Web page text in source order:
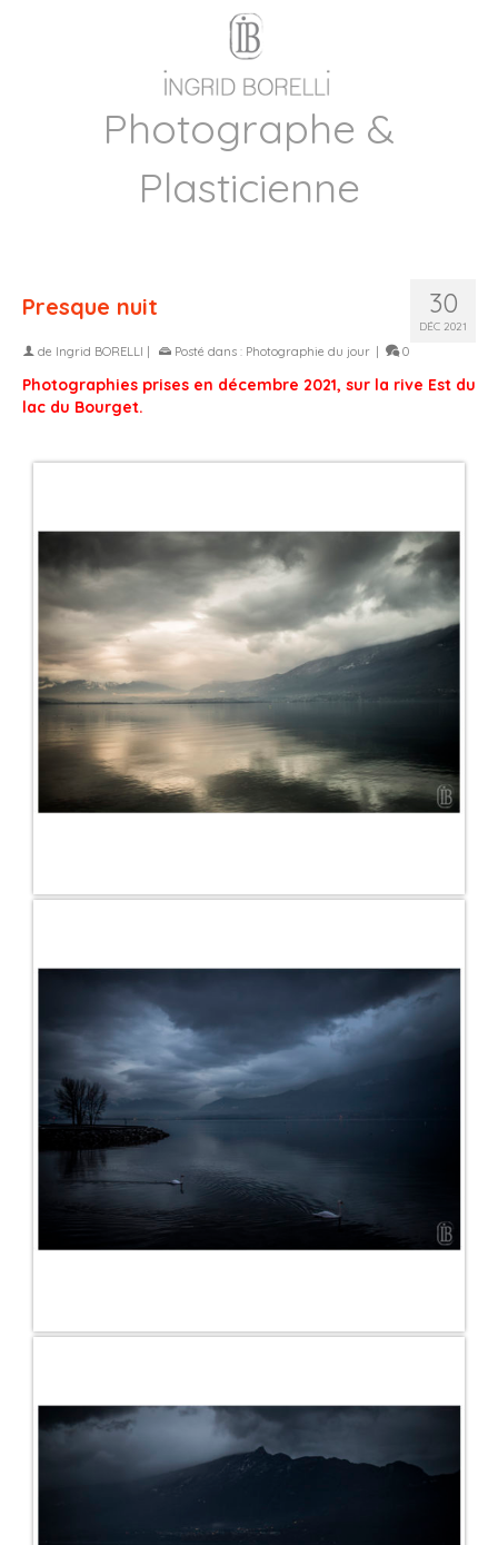
Photographe &
Plasticienne
30
DÉC 2021
Presque nuit
de Ingrid BORELLI Posté dans : Photographie du jour 0
Photographies prises en décembre 2021, sur la rive Est du
lac du Bourget.